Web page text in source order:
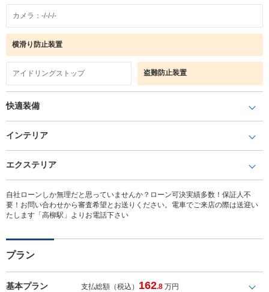
カメラ：-/-/-/-
横滑り防止装置
アイドリングストップ 盗難防止装置
快適装備
インテリア
エクステリア
自社ローンしか無理だと思っていませんか？ローン可決実績多数！保証人不
要！お問い合わせから審査希望とお送りください。電車でご来店の際は送迎い
たします「高柳駅」よりお電話下さい
プラン
基本プラン 支払総額（税込） 162.8 万円